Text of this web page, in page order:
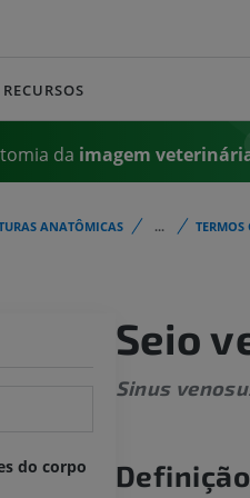
RECURSOS
da imagem
ANATÔMICAS ... TERMOS
do corpo
Seio
Sinus
Definição